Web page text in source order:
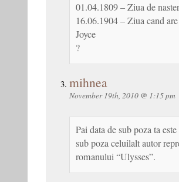
01.04.1809 – Ziua de
16.06.1904 – Ziua cand
Joyce
?
mihnea
November 19th, 2010 @ 1:15 pm
Pai data de sub poza ta
sub poza celuilalt autor
romanului “Ulysses”.